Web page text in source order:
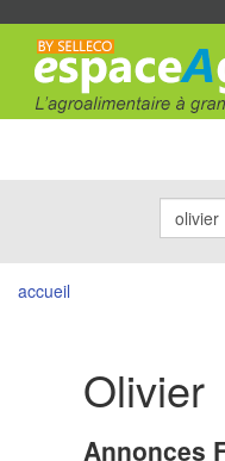
accueil
Olivier
Annonces